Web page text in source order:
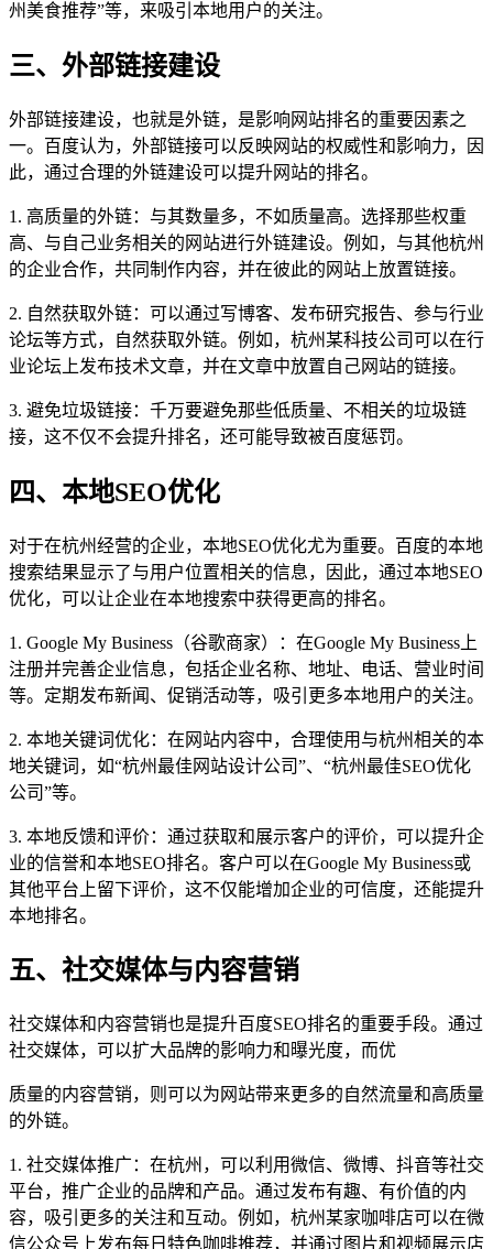
州美食推荐”等，来吸引本地用户的关注。
三、外部链接建设
外部链接建设，也就是外链，是影响网站排名的重要因素之
一。百度认为，外部链接可以反映网站的权威性和影响力，因
此，通过合理的外链建设可以提升网站的排名。
1. 高质量的外链：与其数量多，不如质量高。选择那些权重
高、与自己业务相关的网站进行外链建设。例如，与其他杭州
的企业合作，共同制作内容，并在彼此的网站上放置链接。
2. 自然获取外链：可以通过写博客、发布研究报告、参与行业
论坛等方式，自然获取外链。例如，杭州某科技公司可以在行
业论坛上发布技术文章，并在文章中放置自己网站的链接。
3. 避免垃圾链接：千万要避免那些低质量、不相关的垃圾链
接，这不仅不会提升排名，还可能导致被百度惩罚。
四、本地SEO优化
对于在杭州经营的企业，本地SEO优化尤为重要。百度的本地
搜索结果显示了与用户位置相关的信息，因此，通过本地SEO
优化，可以让企业在本地搜索中获得更高的排名。
1. Google My Business（谷歌商家）：在Google My Business上
注册并完善企业信息，包括企业名称、地址、电话、营业时间
等。定期发布新闻、促销活动等，吸引更多本地用户的关注。
2. 本地关键词优化：在网站内容中，合理使用与杭州相关的本
地关键词，如“杭州最佳网站设计公司”、“杭州最佳SEO优化
公司”等。
3. 本地反馈和评价：通过获取和展示客户的评价，可以提升企
业的信誉和本地SEO排名。客户可以在Google My Business或
其他平台上留下评价，这不仅能增加企业的可信度，还能提升
本地排名。
五、社交媒体与内容营销
社交媒体和内容营销也是提升百度SEO排名的重要手段。通过
社交媒体，可以扩大品牌的影响力和曝光度，而优
质量的内容营销，则可以为网站带来更多的自然流量和高质量
的外链。
1. 社交媒体推广：在杭州，可以利用微信、微博、抖音等社交
平台，推广企业的品牌和产品。通过发布有趣、有价值的内
容，吸引更多的关注和互动。例如，杭州某家咖啡店可以在微
信公众号上发布每日特色咖啡推荐，并通过图片和视频展示店